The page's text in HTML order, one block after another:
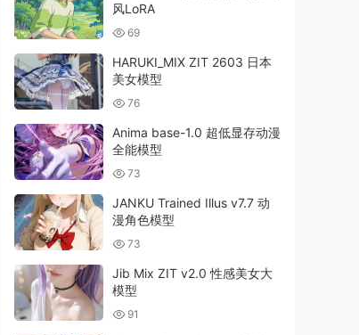
风LoRA
69
HARUKI_MIX ZIT 2603 日本
美女模型
76
Anima base-1.0 超低显存动漫
全能模型
73
JANKU Trained Illus v7.7 动
漫角色模型
73
Jib Mix ZIT v2.0 性感美女大
模型
91